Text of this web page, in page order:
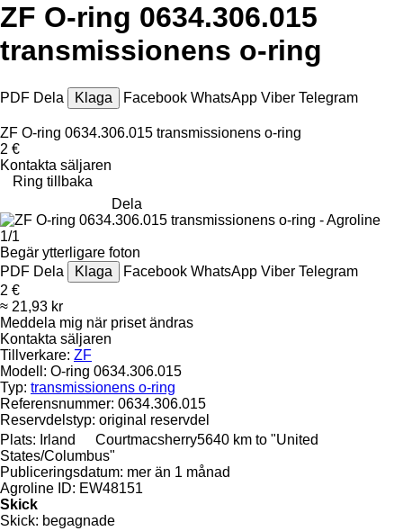
ZF O-ring 0634.306.015
transmissionens o-ring
PDF Dela Klaga Facebook WhatsApp Viber Telegram
ZF O-ring 0634.306.015 transmissionens o-ring
2 €
Kontakta säljaren
Ring tillbaka
Dela
1/1
Begär ytterligare foton
PDF Dela Klaga Facebook WhatsApp Viber Telegram
2 €
≈ 21,93 kr
Meddela mig när priset ändras
Kontakta säljaren
Tillverkare: ZF
Modell: O-ring 0634.306.015
Typ: transmissionens o-ring
Referensnummer: 0634.306.015
Reservdelstyp: original reservdel
Plats: Irland Courtmacsherry5640 km to "United
States/Columbus"
Publiceringsdatum: mer än 1 månad
Agroline ID: EW48151
Skick
Skick: begagnade